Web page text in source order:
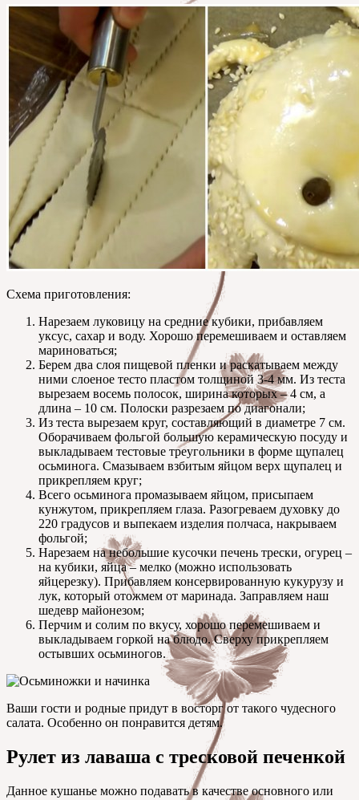
Схема приготовления:
Нарезаем луковицу на средние кубики, прибавляем
уксус, сахар и воду. Хорошо перемешиваем и оставляем
мариноваться;
Берем два слоя пищевой пленки и раскатываем между
ними слоеное тесто пластом толщиной 3-4 мм. Из теста
вырезаем восемь полосок, ширина которых – 4 см, а
длина – 10 см. Полоски разрезаем по диагонали;
Из теста вырезаем круг, составляющий в диаметре 7 см.
Оборачиваем фольгой большую керамическую посуду и
выкладываем тестовые треугольники в форме щупалец
осьминога. Смазываем взбитым яйцом верх щупалец и
прикрепляем круг;
Всего осьминога промазываем яйцом, присыпаем
кунжутом, прикрепляем глаза. Разогреваем духовку до
220 градусов и выпекаем изделия полчаса, накрываем
фольгой;
Нарезаем на небольшие кусочки печень трески, огурец –
на кубики, яйца – мелко (можно использовать
яйцерезку). Прибавляем консервированную кукурузу и
лук, который отожмем от маринада. Заправляем наш
шедевр майонезом;
Перчим и солим по вкусу, хорошо перемешиваем и
выкладываем горкой на блюдо. Сверху прикрепляем
остывших осьминогов.
Ваши гости и родные придут в восторг от такого чудесного
салата. Особенно он понравится детям.
Рулет из лаваша с тресковой печенкой
Данное кушанье можно подавать в качестве основного или